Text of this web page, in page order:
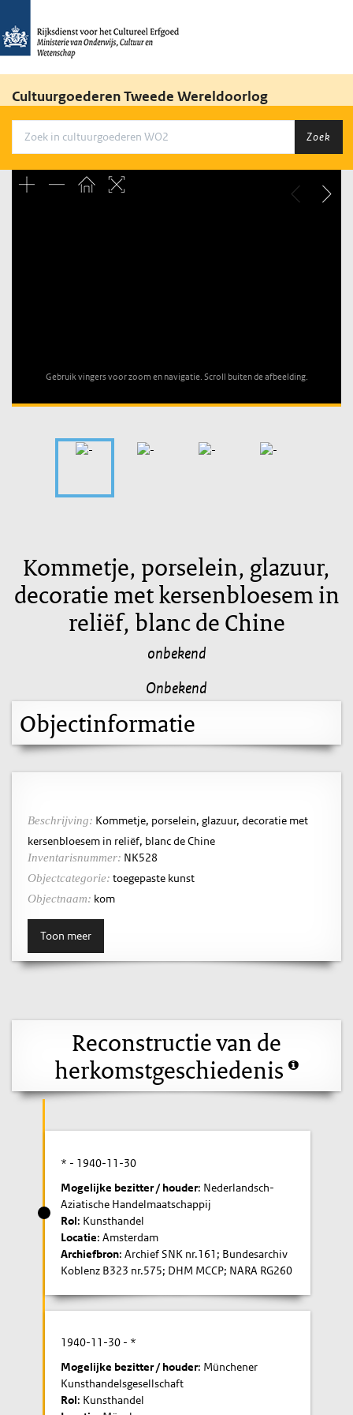
Cultuurgoederen Tweede Wereldoorlog
Zoek
Gebruik vingers voor zoom en navigatie. Scroll buiten de afbeelding.
Kommetje, porselein, glazuur,
decoratie met kersenbloesem in
reliëf, blanc de Chine
onbekend
Onbekend
Objectinformatie
Beschrijving: Kommetje, porselein, glazuur, decoratie met
kersenbloesem in reliëf, blanc de Chine
Inventarisnummer: NK528
Objectcategorie: toegepaste kunst
Objectnaam: kom
Toon meer
Reconstructie van de
herkomstgeschiedenis
* - 1940-11-30
Mogelijke bezitter / houder: Nederlandsch-
Aziatische Handelmaatschappij
Rol: Kunsthandel
Locatie: Amsterdam
Archiefbron: Archief SNK nr.161; Bundesarchiv
Koblenz B323 nr.575; DHM MCCP; NARA RG260
1940-11-30 - *
Mogelijke bezitter / houder: Münchener
Kunsthandelsgesellschaft
Rol: Kunsthandel